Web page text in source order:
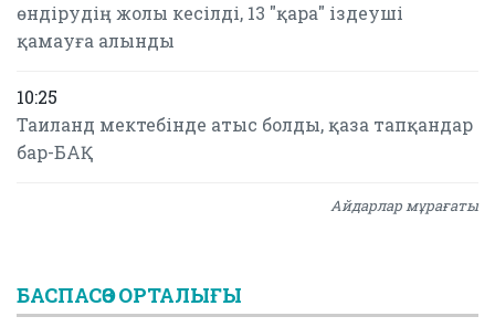
өндірудің жолы кесілді, 13 "қара" іздеуші
қамауға алынды
10:25
Таиланд мектебінде атыс болды, қаза тапқандар
бар-БАҚ
Айдарлар мұрағаты
БАСПАСӨЗ ОРТАЛЫҒЫ